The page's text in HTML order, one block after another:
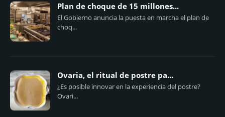
Plan de choque de 15 millones...
El Gobierno anuncia la puesta en marcha el plan de
choq...
Ovaria, el ritual de postre pa...
¿Es posible innovar en la experiencia del postre?
Ovari...